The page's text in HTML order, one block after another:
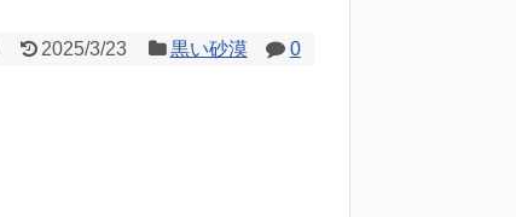
2025/3/23 黒い砂漠 0